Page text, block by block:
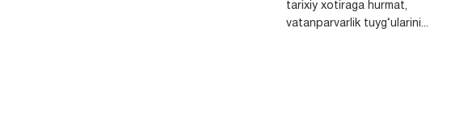
tarixiy xotiraga hurmat,
vatanparvarlik tuyg‘ularini...